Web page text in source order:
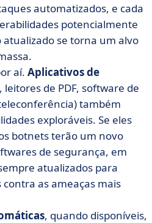
automatizados, e cada
potencialmente
atualizado se torna um alvo
aí. Aplicativos de
de PDF, software de
também
exploráveis. Se eles
botnets terão um novo
de segurança, em
atualizados para
as ameaças mais
, quando disponíveis,